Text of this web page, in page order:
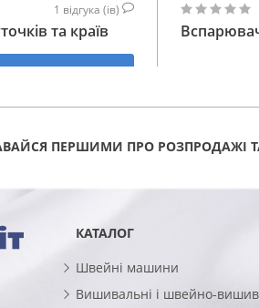
1 відгука (ів)
та країв
ПЕРШИМИ ПРО РОЗПРОДАЖІ
КАТАЛОГ
Швейні машини
Вишивальні і швейно-